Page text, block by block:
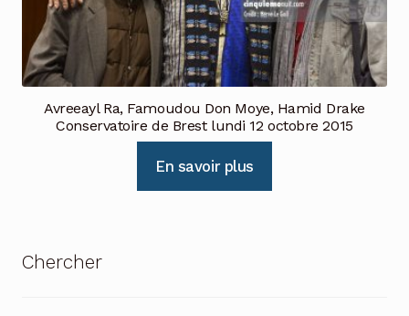
Avreeayl Ra, Famoudou Don Moye, Hamid Drake
Conservatoire de Brest lundi 12 octobre 2015
En savoir plus
Chercher